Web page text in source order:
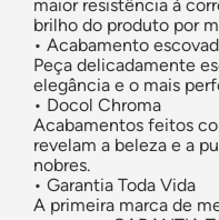
maior resistência à
brilho do produto por
• Acabamento
Peça delicadamente
elegância e o mais
• Docol Chroma
Acabamentos feitos
revelam a beleza e a
nobres.
• Garantia Toda Vida
A primeira marca de